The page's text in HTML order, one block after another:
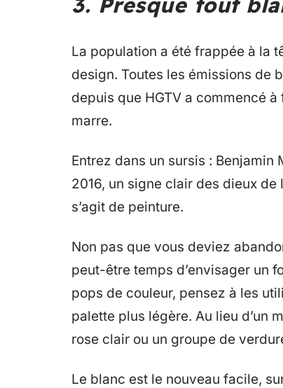
La population a été frappée à la
design. Toutes les émissions de
depuis que HGTV a commencé
marre.
Entrez dans un sursis : Benjamin
2016, un signe clair des dieux
s’agit de peinture.
Non pas que vous deviez
peut-être temps d’envisager un
pops de couleur, pensez à les
palette plus légère. Au lieu d’un
rose clair ou un groupe de
Le blanc est le nouveau facile,